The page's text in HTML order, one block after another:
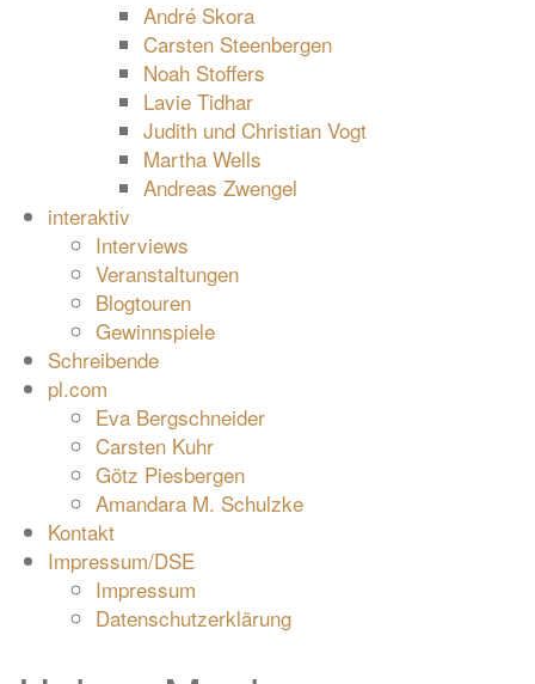
André Skora
Carsten Steenbergen
Noah Stoffers
Lavie Tidhar
Judith und Christian Vogt
Martha Wells
Andreas Zwengel
interaktiv
Interviews
Veranstaltungen
Blogtouren
Gewinnspiele
Schreibende
pl.com
Eva Bergschneider
Carsten Kuhr
Götz Piesbergen
Amandara M. Schulzke
Kontakt
Impressum/DSE
Impressum
Datenschutzerklärung